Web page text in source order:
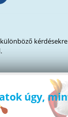
úgy,